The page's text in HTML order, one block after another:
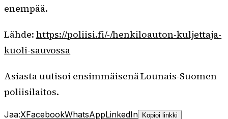
enempää.
Lähde: https://poliisi.fi/-/henkiloauton-kuljettaja-
kuoli-sauvossa
Asiasta uutisoi ensimmäisenä Lounais-Suomen
poliisilaitos.
Jaa:XFacebookWhatsAppLinkedIn Kopioi linkki